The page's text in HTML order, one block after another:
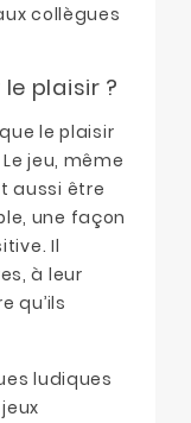
collègues
plaisir ?
le plaisir
jeu, même
aussi être
une façon
Il
à leur
qu’ils
ludiques